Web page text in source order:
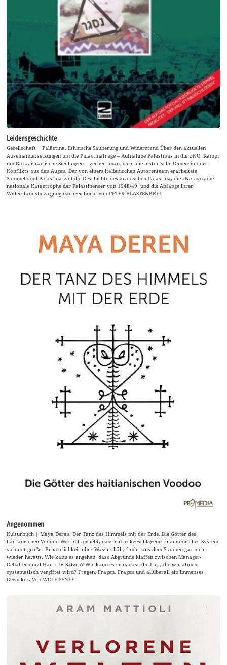
Leidensgeschichte
Gesellschaft | Palästina. Ethnische Säuberung und Widerstand Über den aktuellen
Auseinandersetzungen um die Palästinafrage – Aufnahme Palästinas in die UNO, Kampf
um Gaza, israelische Siedlungen – verliert man leicht die historische Dimension des
Konflikts aus den Augen. Der von einem italienischen Autorenteam erarbeitete
Sammelband Palästina will die Geschichte des arabischen Palästina, die »Nakba«, die
nationale Katastrophe der Palästinenser von 1948/49, und die Anfänge ihrer
Widerstandsbewegung nachzeichnen. Von PETER BLASTENBREI
Angenommen
Kulturbuch | Maya Deren: Der Tanz des Himmels mit der Erde. Die Götter des
haitianischen Voodoo Wer mit ansieht, dass ein leckgeschlagenes ökonomisches System
sich mit großer Beharrlichkeit über Wasser hält, findet aus dem Staunen gar nicht
wieder heraus. Wie kann es angehen, dass Abgründe klaffen zwischen Manager-
Gehältern und Hartz-IV-Sätzen? Wie kann es sein, dass die Luft, die wir atmen,
systematisch vergiftet wird? Fragen, Fragen, Fragen und allüberall ein immenses
Gegacker. Von WOLF SENFF